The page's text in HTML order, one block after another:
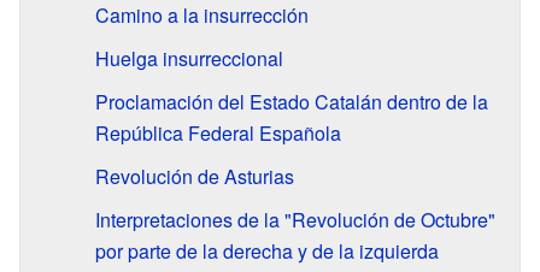
Camino a la insurrección
Huelga insurreccional
Proclamación del Estado Catalán dentro de la
República Federal Española
Revolución de Asturias
Interpretaciones de la "Revolución de Octubre"
por parte de la derecha y de la izquierda